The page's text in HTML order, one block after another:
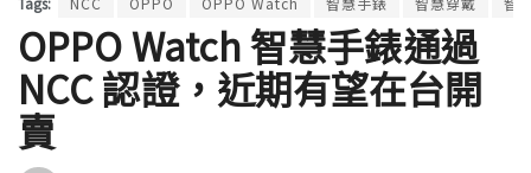
OPPO Watch 智慧手錶通過
NCC 認證，近期有望在台開
賣